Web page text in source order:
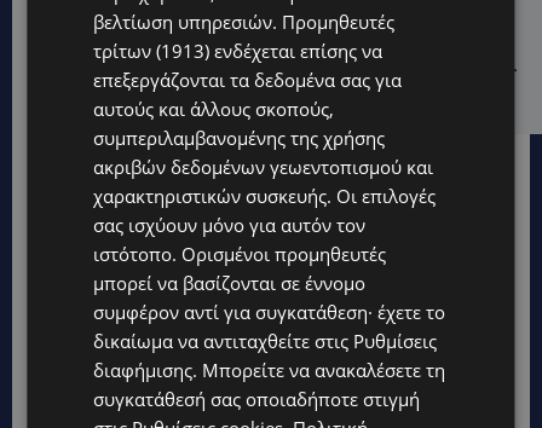
STORIES
ΕΞΩΤΙΚΑ ΖΩΑ ΣΤΗΝ ΚΥΠΡΟ: Πότε επιτρέπεται και
πότε απαγορεύεται να έχεις μαϊμού ως κατοικίδιο –
Ποια ζώα μπορείς να διατηρείς νόμιμα
βελτίωση υπηρεσιών. Προμηθευτές
τρίτων (1913) ενδέχεται επίσης να
επεξεργάζονται τα δεδομένα σας για
αυτούς και άλλους σκοπούς,
συμπεριλαμβανομένης της χρήσης
ακριβών δεδομένων γεωεντοπισμού και
χαρακτηριστικών συσκευής. Οι επιλογές
σας ισχύουν μόνο για αυτόν τον
ιστότοπο. Ορισμένοι προμηθευτές
μπορεί να βασίζονται σε έννομο
συμφέρον αντί για συγκατάθεση· έχετε το
δικαίωμα να αντιταχθείτε στις Ρυθμίσεις
διαφήμισης. Μπορείτε να ανακαλέσετε τη
συγκατάθεσή σας οποιαδήποτε στιγμή